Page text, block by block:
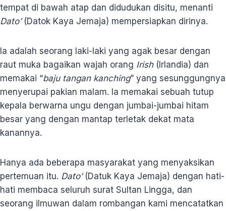
tempat di bawah atap dan didudukan disitu, menanti
Dato’(Datok Kaya Jemaja) mempersiapkan dirinya.
Ia adalah seorang laki-laki yang agak besar dengan
raut muka bagaikan wajah orang Irish(Irlandia) dan
memakai “baju tangan kanching” yang sesunggungnya
menyerupai pakian malam. Ia memakai sebuah tutup
kepala berwarna ungu dengan jumbai-jumbai hitam
besar yang dengan mantap terletak dekat mata
kanannya.
Hanya ada beberapa masyarakat yang menyaksikan
pertemuan itu. Dato’(Datuk Kaya Jemaja) dengan hati-
hati membaca seluruh surat Sultan Lingga, dan
seorang ilmuwan dalam rombangan kami mencatatkan